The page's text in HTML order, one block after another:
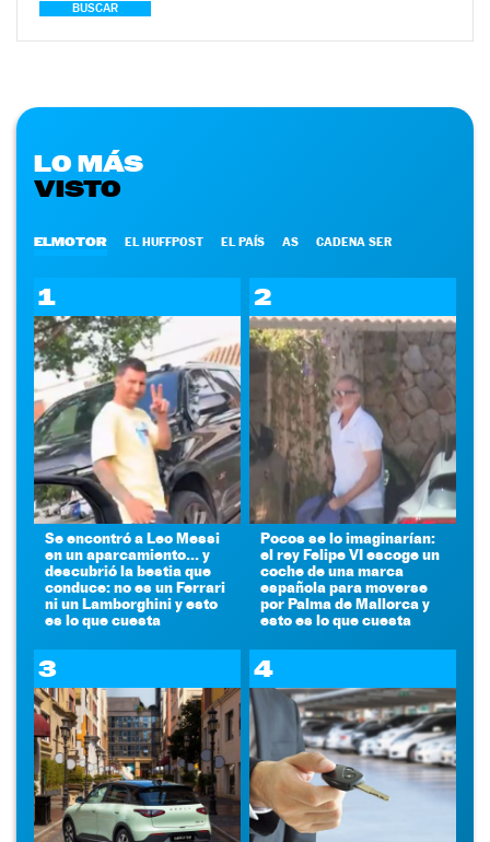
BUSCAR
LO MÁS
VISTO
ELMOTOR EL HUFFPOST EL PAÍS AS CADENA SER
1
Se encontró a Leo Messi
en un aparcamiento... y
descubrió la bestia que
conduce: no es un Ferrari
ni un Lamborghini y esto
es lo que cuesta
2
Pocos se lo imaginarían:
el rey Felipe VI escoge un
coche de una marca
española para moverse
por Palma de Mallorca y
esto es lo que cuesta
3 4